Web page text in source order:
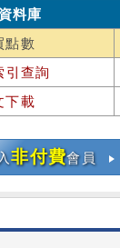
料庫
點數
引查詢
下載
非付費會員